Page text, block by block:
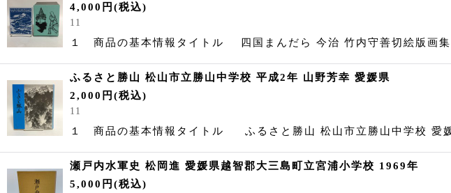
4,000 円 (税込)
11
１ 商品の基本情報タイトル 四国まんだら 今治 竹内守善切絵
ふるさと勝山 松山市立勝山中学校 平成2年 山野芳幸 愛媛県
2,000 円 (税込)
11
１ 商品の基本情報タイトル ふるさと勝山 松山市立勝山中
瀬戸内水軍史 松岡進 愛媛県越智郡大三島町立宮浦小学校 1969年
5,000 円 (税込)